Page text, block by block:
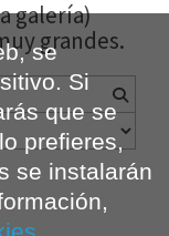
galería)
grandes.
se
Si
que se
prefieres,
se instalarán